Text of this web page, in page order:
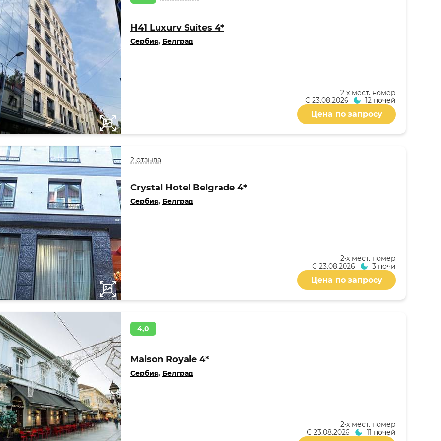
H41 Luxury Suites 4*
Сербия, Белград
2-x мест. номер
С 23.08.2026 12 ночей
Цена по запросу
2 отзыва
Crystal Hotel Belgrade 4*
Сербия, Белград
2-x мест. номер
С 23.08.2026 3 ночи
Цена по запросу
4,0
Maison Royale 4*
Сербия, Белград
2-x мест. номер
С 23.08.2026 11 ночей